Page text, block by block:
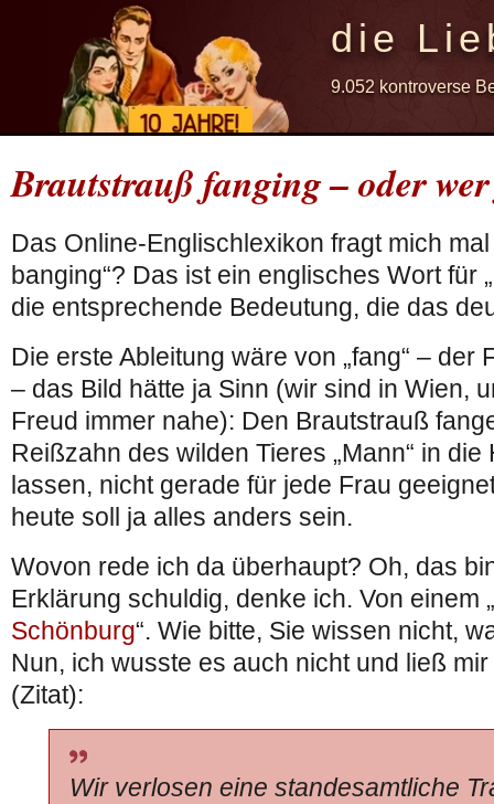
die
9.052 kontroverse
Brautstrauß fanging – oder
Das Online-Englischlexikon fragt mich
banging“? Das ist ein englisches Wort für
die entsprechende Bedeutung, die das
Die erste Ableitung wäre von „fang“ – der
– das Bild hätte ja Sinn (wir sind in Wien,
Freud immer nahe): Den Brautstrauß
Reißzahn des wilden Tieres „Mann“ in
lassen, nicht gerade für jede Frau
heute soll ja alles anders sein.
Wovon rede ich da überhaupt? Oh, das
Erklärung schuldig, denke ich. Von einem „
Schönburg“. Wie bitte, Sie wissen nicht,
Nun, ich wusste es auch nicht und ließ
(Zitat):
Wir verlosen eine standesamtliche